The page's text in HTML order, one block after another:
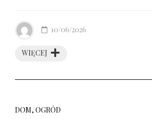
WIĘCEJ
10/06/2026
DOM, OGRÓD